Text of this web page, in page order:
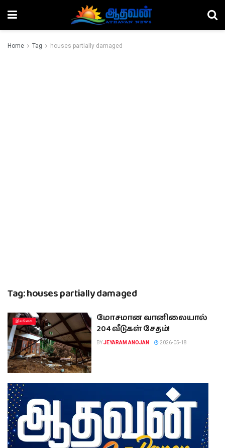
Home Tag houses partially damaged
Tag:houses partially damaged
இலங்கை
மோசமான வானிலையால்
204 வீடுகள் சேதம்!
BYJEYARAM ANOJAN 2026-05-18